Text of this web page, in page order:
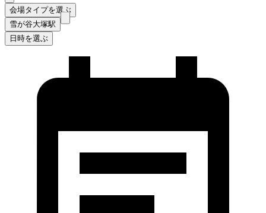
会場タイプを選ぶ
雪が谷大塚駅
日時を選ぶ